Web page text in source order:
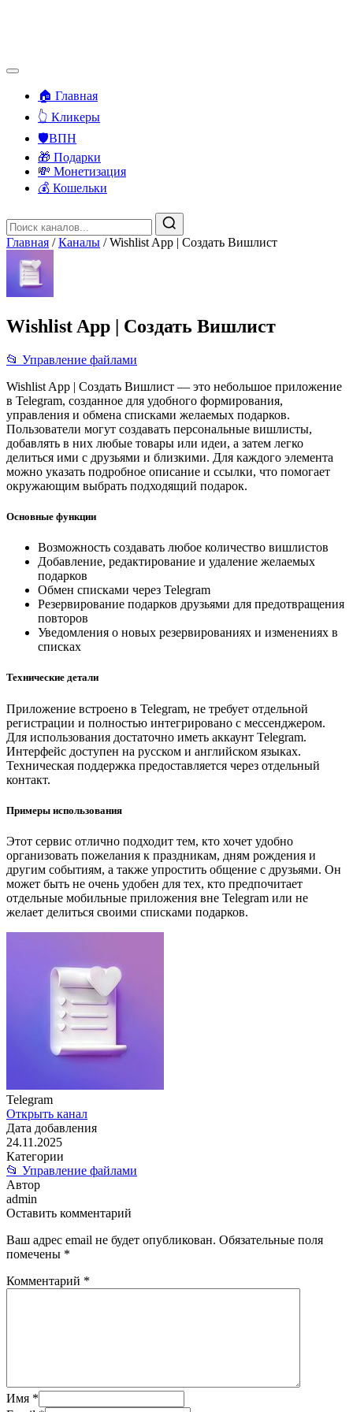
🏠 Главная
👆 Кликеры
🛡️ВПН
🎁 Подарки
💸 Монетизация
💰 Кошельки
Главная / Каналы / Wishlist App | Создать Вишлист
Wishlist App | Создать Вишлист
📂 Управление файлами
Wishlist App | Создать Вишлист — это небольшое приложение
в Telegram, созданное для удобного формирования,
управления и обмена списками желаемых подарков.
Пользователи могут создавать персональные вишлисты,
добавлять в них любые товары или идеи, а затем легко
делиться ими с друзьями и близкими. Для каждого элемента
можно указать подробное описание и ссылки, что помогает
окружающим выбрать подходящий подарок.
Основные функции
Возможность создавать любое количество вишлистов
Добавление, редактирование и удаление желаемых
подарков
Обмен списками через Telegram
Резервирование подарков друзьями для предотвращения
повторов
Уведомления о новых резервированиях и изменениях в
списках
Технические детали
Приложение встроено в Telegram, не требует отдельной
регистрации и полностью интегрировано с мессенджером.
Для использования достаточно иметь аккаунт Telegram.
Интерфейс доступен на русском и английском языках.
Техническая поддержка предоставляется через отдельный
контакт.
Примеры использования
Этот сервис отлично подходит тем, кто хочет удобно
организовать пожелания к праздникам, дням рождения и
другим событиям, а также упростить общение с друзьями. Он
может быть не очень удобен для тех, кто предпочитает
отдельные мобильные приложения вне Telegram или не
желает делиться своими списками подарков.
Telegram
Открыть канал
Дата добавления
24.11.2025
Категории
📂 Управление файлами
Автор
admin
Оставить комментарий
Ваш адрес email не будет опубликован. Обязательные поля
помечены *
Комментарий *
Имя *